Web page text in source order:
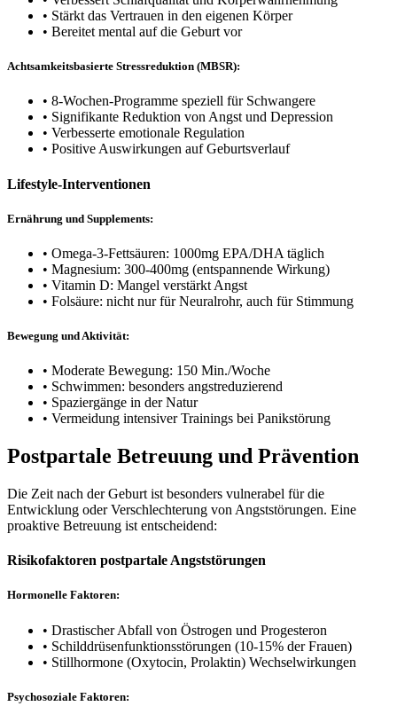
• Stärkt das Vertrauen in den eigenen Körper
• Bereitet mental auf die Geburt vor
Achtsamkeitsbasierte Stressreduktion (MBSR):
• 8-Wochen-Programme speziell für Schwangere
• Signifikante Reduktion von Angst und Depression
• Verbesserte emotionale Regulation
• Positive Auswirkungen auf Geburtsverlauf
Lifestyle-Interventionen
Ernährung und Supplements:
• Omega-3-Fettsäuren: 1000mg EPA/DHA täglich
• Magnesium: 300-400mg (entspannende Wirkung)
• Vitamin D: Mangel verstärkt Angst
• Folsäure: nicht nur für Neuralrohr, auch für Stimmung
Bewegung und Aktivität:
• Moderate Bewegung: 150 Min./Woche
• Schwimmen: besonders angstreduzierend
• Spaziergänge in der Natur
• Vermeidung intensiver Trainings bei Panikstörung
Postpartale Betreuung und Prävention
Die Zeit nach der Geburt ist besonders vulnerabel für die
Entwicklung oder Verschlechterung von Angststörungen. Eine
proaktive Betreuung ist entscheidend:
Risikofaktoren postpartale Angststörungen
Hormonelle Faktoren:
• Drastischer Abfall von Östrogen und Progesteron
• Schilddrüsenfunktionsstörungen (10-15% der Frauen)
• Stillhormone (Oxytocin, Prolaktin) Wechselwirkungen
Psychosoziale Faktoren: